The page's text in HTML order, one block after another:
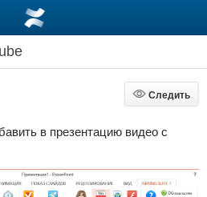
Следить
Следить
в презентацию видео с